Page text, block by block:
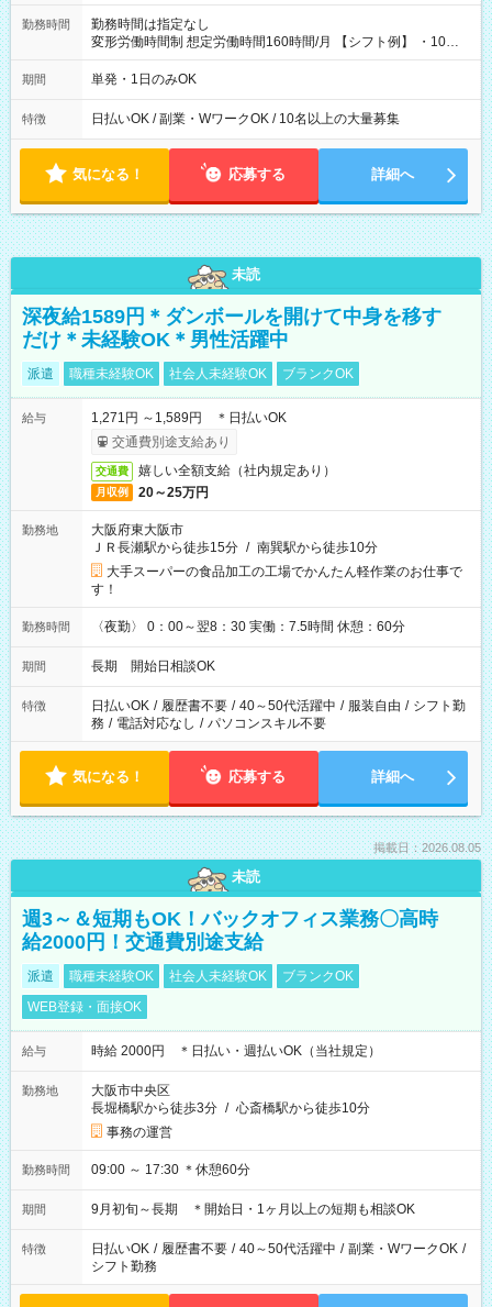
勤務時間
勤務時間は指定なし
変形労働時間制 想定労働時間160時間/月 【シフト例】 ・10：
00～20：00
期間 単発・1日のみOK
特徴 日払いOK / 副業・WワークOK / 10名以上の大量募集
気になる！ 応募する 詳細へ
未読
深夜給1589円＊ダンボールを開けて中身を移す
だけ＊未経験OK＊男性活躍中
派遣 職種未経験OK 社会人未経験OK ブランクOK
給与
1,271円 ～1,589円 ＊日払いOK
交通費別途支給あり
交通費 嬉しい全額支給（社内規定あり）
月収例 20～25万円
勤務地
大阪府東大阪市
ＪＲ長瀬駅から徒歩15分 / 南巽駅から徒歩10分
大手スーパーの食品加工の工場でかんたん軽作業のお仕事で
す！
勤務時間 〈夜勤〉 0：00～翌8：30 実働：7.5時間 休憩：60分
期間 長期 開始日相談OK
特徴 日払いOK / 履歴書不要 / 40～50代活躍中 / 服装自由 / シフト勤
務 / 電話対応なし / パソコンスキル不要
気になる！ 応募する 詳細へ
掲載日：2026.08.05
未読
週3～＆短期もOK！バックオフィス業務〇高時
給2000円！交通費別途支給
派遣 職種未経験OK 社会人未経験OK
ブランクOK
WEB登録・面接OK
給与 時給 2000円 ＊日払い・週払いOK（当社規定）
勤務地
大阪市中央区
長堀橋駅から徒歩3分 / 心斎橋駅から徒歩10分
事務の運営
勤務時間 09:00 ～ 17:30 ＊休憩60分
期間 9月初旬～長期 ＊開始日・1ヶ月以上の短期も相談OK
特徴 日払いOK / 履歴書不要 / 40～50代活躍中 / 副業・WワークOK /
シフト勤務